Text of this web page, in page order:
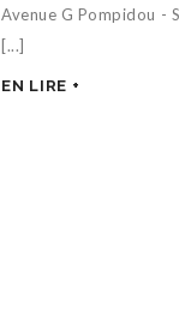
Avenue G Pompidou -
[...]
EN LIRE +